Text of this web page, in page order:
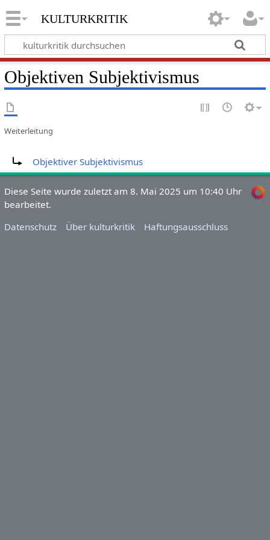
kulturkritik
Objektiven Subjektivismus
Weiterleitung
Objektiver Subjektivismus
Diese Seite wurde zuletzt am 8. Mai 2025 um 10:40 Uhr
bearbeitet.
Datenschutz
Über kulturkritik Haftungsausschluss